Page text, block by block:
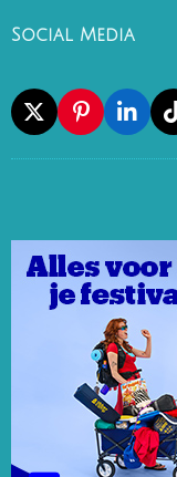
Social Media
X
P
I
N
E
S
T
L
I
N
I
N
T
I